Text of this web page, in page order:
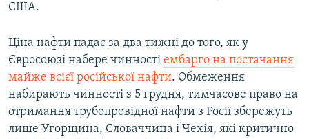
США.
Ціна нафти падає за два тижні до того, як у
Євросоюзі набере чинності ембарго на постачання
майже всієї російської нафти. Обмеження
набирають чинності з 5 грудня, тимчасове право на
отримання трубопровідної нафти з Росії збережуть
лише Угорщина, Словаччина і Чехія, які критично